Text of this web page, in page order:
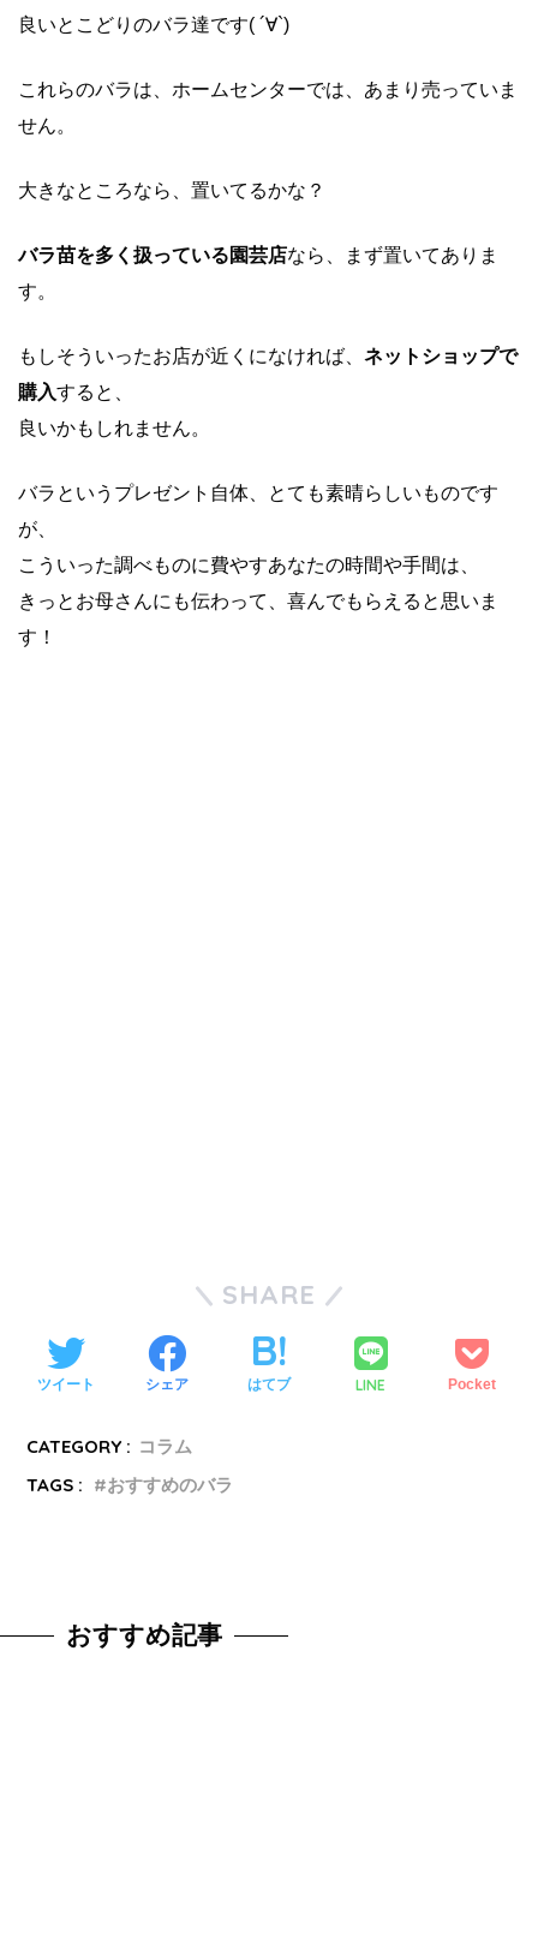
良いとこどりのバラ達です( ´∀`)
これらのバラは、ホームセンターでは、あまり売っていま
せん。
大きなところなら、置いてるかな？
バラ苗を多く扱っている園芸店なら、まず置いてありま
す。
もしそういったお店が近くになければ、 ネットショップで
購入すると、
良いかもしれません。
バラというプレゼント自体、とても素晴らしいものです
が、
こういった調べものに費やすあなたの時間や手間は、
きっとお母さんにも伝わって、喜んでもらえると思いま
す！
SHARE
ツイート シェア はてブ LINE Pocket
CATEGORY : コラム
TAGS :
おすすめのバラ
おすすめ記事